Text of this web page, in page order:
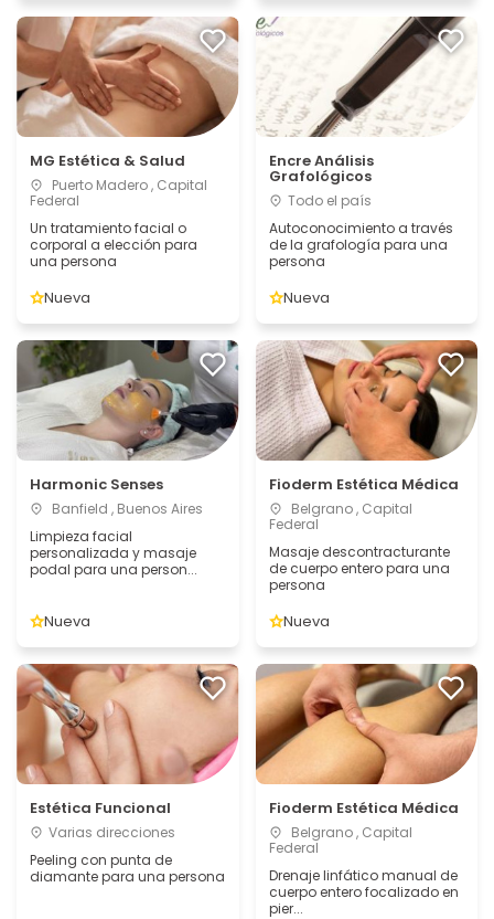
MG Estética & Salud
Puerto Madero , Capital
Federal
Un tratamiento facial o
corporal a elección para
una persona
Nueva
Encre Análisis
Grafológicos
Todo el país
Autoconocimiento a través
de la grafología para una
persona
Nueva
Harmonic Senses
Banfield , Buenos Aires
Limpieza facial
personalizada y masaje
podal para una person...
Nueva
Fioderm Estética Médica
Belgrano , Capital
Federal
Masaje descontracturante
de cuerpo entero para una
persona
Nueva
Estética Funcional
Varias direcciones
Peeling con punta de
diamante para una persona
Fioderm Estética Médica
Belgrano , Capital
Federal
Drenaje linfático manual de
cuerpo entero focalizado en
pier...